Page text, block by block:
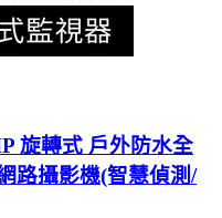
旋轉式 戶外防水全
路攝影機(智慧偵測/